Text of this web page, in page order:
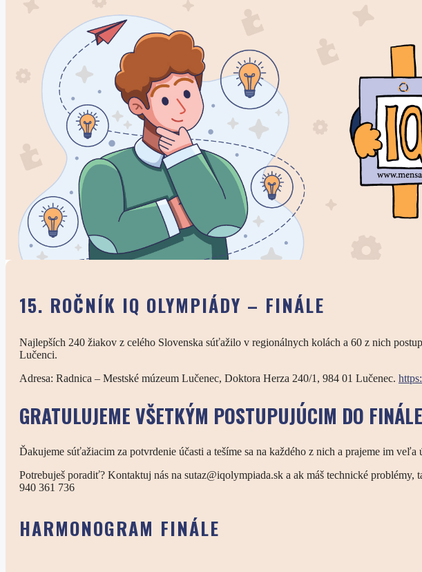
15. ROČNÍK IQ OLYMPIÁDY – FINÁLE
Najlepších 240 žiakov z celého Slovenska súťažilo v regionálnych kolách a 60 z nich
Lučenci.
Adresa: Radnica – Mestské múzeum Lučenec, Doktora Herza 240/1, 984 01 Lučenec.
GRATULUJEME VŠETKÝM POSTUPUJÚCIM DO FINÁLE
Ďakujeme súťažiacim za potvrdenie účasti a tešíme sa na každého z nich a prajeme im veľa
Potrebuješ poradiť? Kontaktuj nás na sutaz@iqolympiada.sk a ak máš technické
940 361 736
HARMONOGRAM FINÁLE